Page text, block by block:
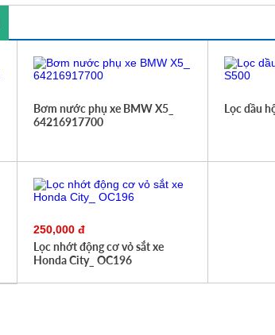
Bơm nước phụ xe BMW X5_
64216917700
Lọc dầu
250,000 đ
Lọc nhớt động cơ vỏ sắt xe
Honda City_ OC196